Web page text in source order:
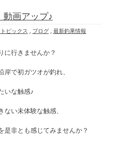
動画アップ♪
ピックス ブログ, 最新釣果情報
に行きませんか？
で初ガツオが釣れ、
いな触感♪
い未体験な触感、
是非とも感じてみませんか？